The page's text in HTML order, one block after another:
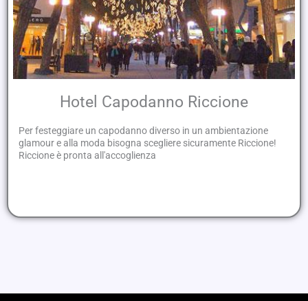
Hotel Capodanno Riccione
Per festeggiare un capodanno diverso in un ambientazione
glamour e alla moda bisogna scegliere sicuramente Riccione!
Riccione è pronta all'accoglienza